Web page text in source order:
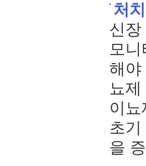
처치
신장
모
해야
뇨
이
초
을